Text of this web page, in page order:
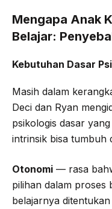
Mengapa Anak
Belajar:
Kebutuhan Dasar
Masih dalam
Deci dan Ryan
psikologis dasar
intrinsik bisa tumbuh
Otonomi — rasa
pilihan dalam proses
belajarnya